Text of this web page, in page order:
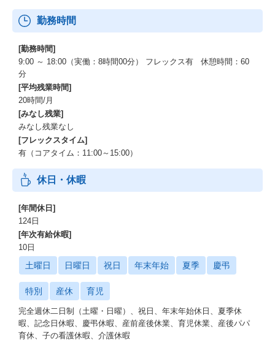
間最大3日ずつ積み立てることができます。
[詩季倶楽部]…全国にある共立リゾートの宿泊施設や飲食店をはじ
めとした対象施設の利用費を支援する法人会員プログラムです。
■コミュニケーション活性化■
[WOWコイン]…従業員同士で、少額の成果給を送りあう仕組み。
獲得したコイン総額は毎月のピアボーナスとして給与に反映され
ます。
[タダ飲み]…歓迎会や忘年会、記念イベントなど、会社主催の懇親
イベントに無料で参加できます。
[ハッピーフライデー]…毎月第1金曜日に社内で立食飲み会を開催
します。
[部活動]…社員の自主的な団体活動への費用を支援します。
[チームランチ]…月に1回、各チームのランチ会の費用を一人あた
り最大3,000円/月迄会社が負担します。
[社長のおごり自販機]…従業員が2人で社員証をタッチすると飲み
物が無料になる自販機を導入しています。
■業務環境のサポート■
[モバイルワークオフィス]…全国約300ヵ所に拠点を構えるシェア
オフィスが利用可能です。
[ドリンクサーバ]…コーヒー、紅茶、緑茶がいつでも無料飲み放題
■健康支援■
[dヘルスケアfor Biz]…dポイントをためながらオトクに健康増進で
きるアプリの利用が可能です。
[インフル予防接種]…インフルエンザの予防接種が無料で受けられ
勤務時間
[勤務時間]
9:00 ～ 18:00（実働：8時間00分） フレックス有 休憩時間：60
分
[平均残業時間]
20時間/月
[みなし残業]
みなし残業なし
[フレックスタイム]
有（コアタイム：11:00～15:00）
休日・休暇
[年間休日]
124日
[年次有給休暇]
10日
土曜日 日曜日 祝日 年末年始 夏季 慶弔
特別 産休 育児
完全週休二日制（土曜・日曜）、祝日、年末年始休日、夏季休
暇、記念日休暇、慶弔休暇、産前産後休業、育児休業、産後パパ
育休、子の看護休暇、介護休暇